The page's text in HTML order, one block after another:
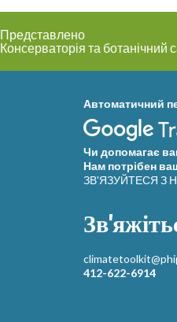
Представлено
Консерваторія та ботанічний
Автоматичний
Чи допомагає
Нам потрібен
ЗВ'ЯЗУЙТЕСЯ З
412-622-6914